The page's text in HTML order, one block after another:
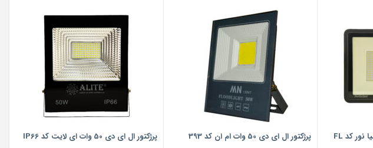
پرژکتور ال ای دی 50 وات ام ان کد 393 پرژکتور ال ای دی 50 وات ای لایت کد IP66